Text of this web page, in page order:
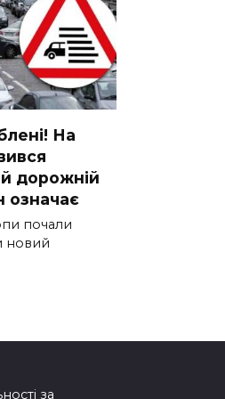
На
доpожній
означає
почали
новий
за